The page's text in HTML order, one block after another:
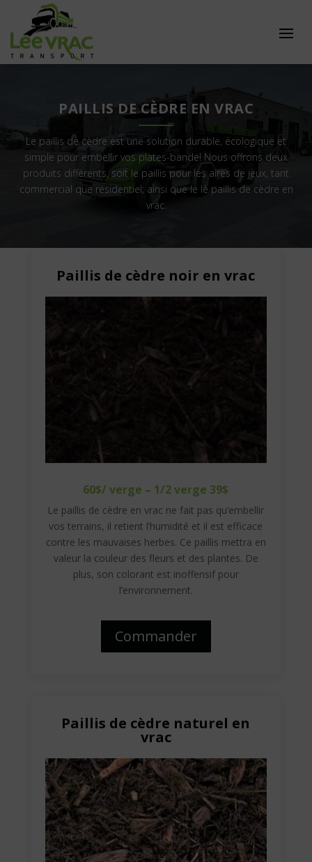
PAILLIS DE CÈDRE EN VRAC
Le paillis de cèdre est une solution durable, écologique et
simple pour embellir vos plates-bande! Nous offrons deux
produits différents, soit le paillis pour les aires de jeux, tant
commercial que résidentiel; ainsi que le le paillis de cèdre en
vrac.
Paillis de cèdre noir en vrac
60$/ verge – 1/2 verge 39$
Le paillis de cèdre en vrac ne fait pas qu’embellir
vos terrains, il retient l’humidité et il est efficace
contre les mauvaises herbes. Ce paillis mettra en
valeur la couleur des fleurs et des plantes. De
plus, son colorant est inoffensif pour
l’environnement.
Commander
Paillis de cèdre naturel en
vrac